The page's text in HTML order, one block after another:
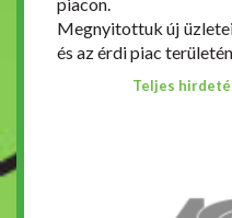
Megnyitottuk új
és az érdi piac
Teljes